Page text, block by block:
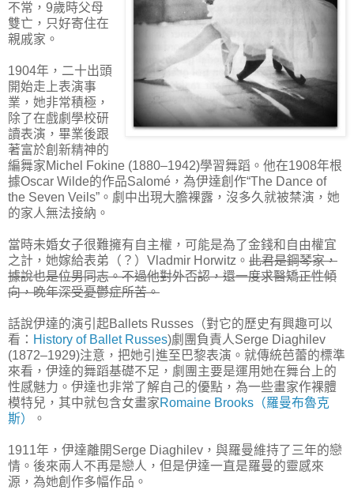
不常，9歲時父母
雙亡，只好寄住在
親戚家。
1904年，二十出頭
開始走上表演事
業，她非常積極，
除了在戲劇學校研
讀表演，畢業後跟
著富於創新精神的
編舞家Michel Fokine (1880–1942)學習舞蹈。他在1908年根
據Oscar Wilde的作品Salomé，為伊達創作“The Dance of
the Seven Veils”。劇中出現大膽裸露，沒多久就被禁演，她
的家人無法接納。
當時未婚女子很難擁有自主權，可能是為了金錢和自由權宜
之計，她嫁給表弟（？）Vladmir Horwitz。 此君是鋼琴家，
據說也是位男同志。不過他對外否認，還一度求醫矯正性傾
向，晚年深受憂鬱症所苦。
話說伊達的演引起Ballets Russes（對它的歷史有興趣可以
看： History of Ballet Russes)劇團負責人Serge Diaghilev
(1872–1929)注意，把她引進至巴黎表演。就傳統芭蕾的標準
來看，伊達的舞蹈基礎不足，劇團主要是運用她在舞台上的
性感魅力。伊達也非常了解自己的優點，為一些畫家作裸體
模特兒，其中就包含女畫家Romaine Brooks（羅曼布魯克
斯）
。
1911年，伊達離開Serge Diaghilev，與羅曼維持了三年的戀
情。後來兩人不再是戀人，但是伊達一直是羅曼的靈感來
源，為她創作多幅作品。